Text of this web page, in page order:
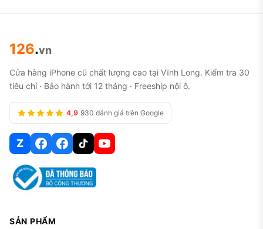
126.vn
Cửa hàng iPhone cũ chất lượng cao tại Vĩnh Long. Kiểm tra 30
tiêu chí · Bảo hành tới 12 tháng · Freeship nội ô.
4,9 930 đánh giá trên Google
Z
SẢN PHẨM